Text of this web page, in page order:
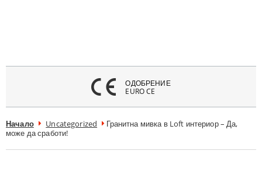
ОДОБРЕНИЕ
EURO CE
Начало Uncategorized
Гранитна мивка в Loft интериор – Да,
може да сработи!